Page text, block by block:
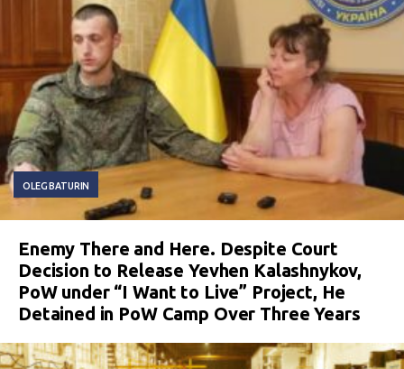
OLEG BATURIN
Enemy There and Here. Despite Court
Decision to Release Yevhen Kalashnykov,
PoW under “I Want to Live” Project, He
Detained in PoW Camp Over Three Years